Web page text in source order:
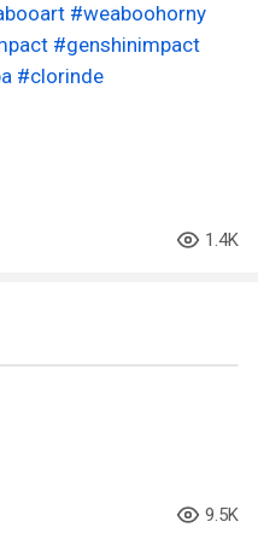
#weaboohorny
#genshinimpact
#clorinde
1.4K
9.5K